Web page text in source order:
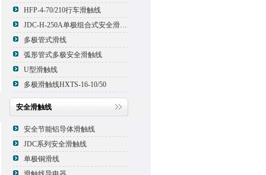
HFP-4-70/210行车滑触线
JDC-H-250A单极组合式安全滑触线
多极管式滑线
弧形管式多极安全滑触线
U型滑触线
多极滑触线HXTS-16-10/50
安全滑触线
安全节能铝导体滑触线
JDC系列安全滑触线
单极铜滑线